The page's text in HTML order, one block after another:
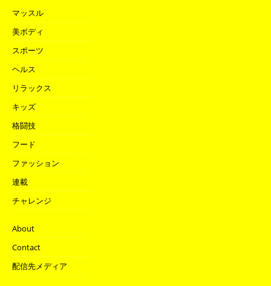
マッスル
美ボディ
スポーツ
ヘルス
リラックス
キッズ
格闘技
フード
ファッション
連載
チャレンジ
About
Contact
配信先メディア